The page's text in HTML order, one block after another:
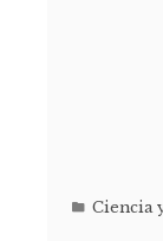
Ciencia